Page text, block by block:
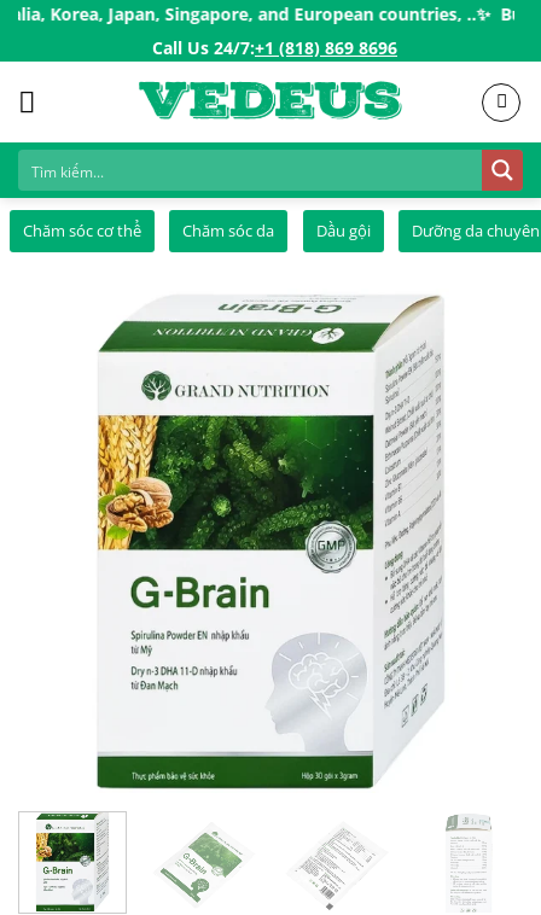
Skip
Japan, Singapore, and European countries, ..✨ Buy More
Call Us 24/7:ㅤ+1 (818) 869 8696
Chăm sóc cơ thể Chăm sóc da Dầu gội Dưỡng da